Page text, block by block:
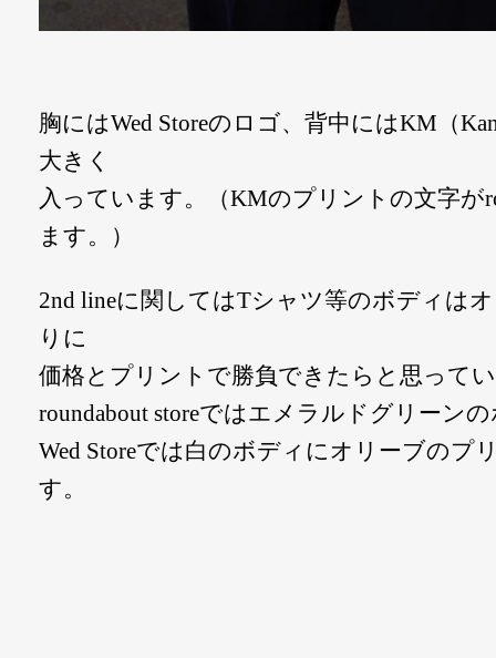
胸にはWed Storeのロゴ、背中にはKM（
大きく
入っています。（KMのプリントの文字が
ます。）
2nd lineに関してはTシャツ等のボディは
りに
価格とプリントで勝負できたらと思って
roundabout storeではエメラルドグリーン
Wed Storeでは白のボディにオリーブのプ
す。